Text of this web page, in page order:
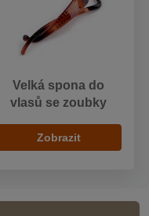
Velká spona do
vlasů se zoubky
Zobrazit